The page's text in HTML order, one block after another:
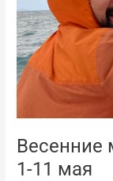
Весенние
1-11 мая